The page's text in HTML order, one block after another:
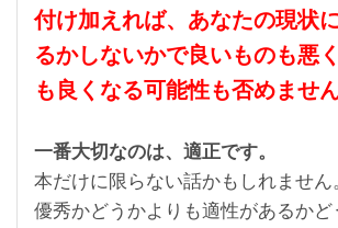
付け加えれば、あなたの現状
るかしないかで良いものも悪
も良くなる可能性も否めません
一番大切なのは、適正です。
本だけに限らない話かもしれません
優秀かどうかよりも適性があるかど